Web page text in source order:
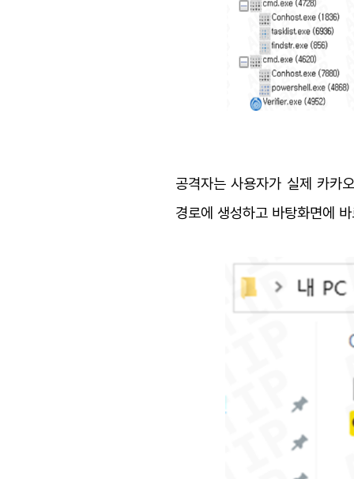
공격자는 사용자가 실제 카
경로에 생성하고 바탕화면에